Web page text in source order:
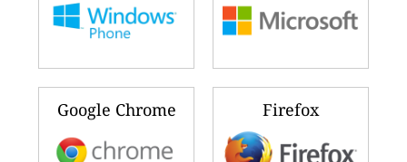
Google Chrome Firefox